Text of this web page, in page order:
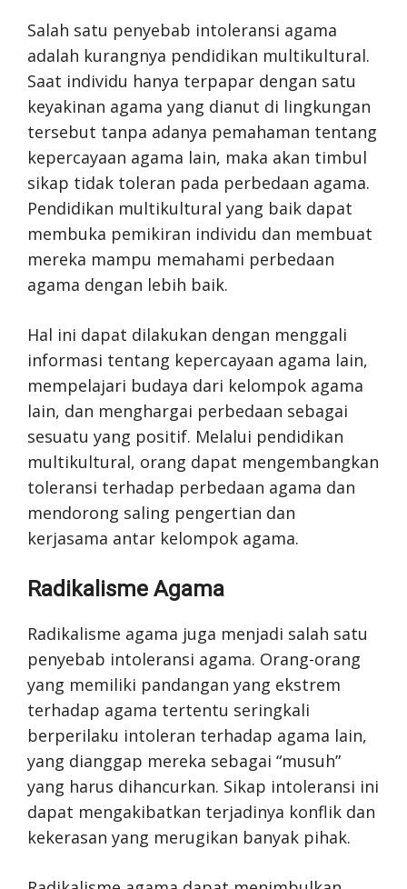
Salah satu penyebab intoleransi agama
adalah kurangnya pendidikan multikultural.
Saat individu hanya terpapar dengan satu
keyakinan agama yang dianut di lingkungan
tersebut tanpa adanya pemahaman tentang
kepercayaan agama lain, maka akan timbul
sikap tidak toleran pada perbedaan agama.
Pendidikan multikultural yang baik dapat
membuka pemikiran individu dan membuat
mereka mampu memahami perbedaan
agama dengan lebih baik.
Hal ini dapat dilakukan dengan menggali
informasi tentang kepercayaan agama lain,
mempelajari budaya dari kelompok agama
lain, dan menghargai perbedaan sebagai
sesuatu yang positif. Melalui pendidikan
multikultural, orang dapat mengembangkan
toleransi terhadap perbedaan agama dan
mendorong saling pengertian dan
kerjasama antar kelompok agama.
Radikalisme Agama
Radikalisme agama juga menjadi salah satu
penyebab intoleransi agama. Orang-orang
yang memiliki pandangan yang ekstrem
terhadap agama tertentu seringkali
berperilaku intoleran terhadap agama lain,
yang dianggap mereka sebagai “musuh”
yang harus dihancurkan. Sikap intoleransi ini
dapat mengakibatkan terjadinya konflik dan
kekerasan yang merugikan banyak pihak.